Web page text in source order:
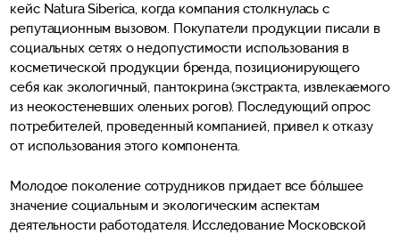
кейс Natura Siberica, когда компания столкнулась с
репутационным вызовом. Покупатели продукции писали в
социальных сетях о недопустимости использования в
косметической продукции бренда, позиционирующего
себя как экологичный, пантокрина (экстракта, извлекаемого
из неокостеневших оленьих рогов). Последующий опрос
потребителей, проведенный компанией, привел к отказу
от использования этого компонента.
Молодое поколение сотрудников придает все бо́льшее
значение социальным и экологическим аспектам
деятельности работодателя. Исследование Московской